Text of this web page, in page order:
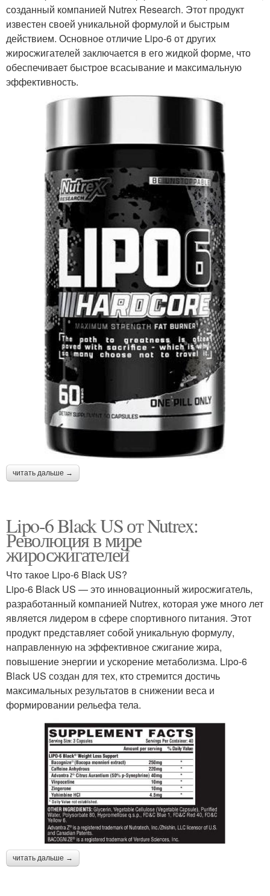
созданный компанией Nutrex Research. Этот продукт
известен своей уникальной формулой и быстрым
действием. Основное отличие Lipo-6 от других
жиросжигателей заключается в его жидкой форме, что
обеспечивает быстрое всасывание и максимальную
эффективность.
читать дальше →
Lipo-6 Black US от Nutrex:
Революция в мире
жиросжигателей
Что такое Lipo-6 Black US?
Lipo-6 Black US — это инновационный жиросжигатель,
разработанный компанией Nutrex, которая уже много лет
является лидером в сфере спортивного питания. Этот
продукт представляет собой уникальную формулу,
направленную на эффективное сжигание жира,
повышение энергии и ускорение метаболизма. Lipo-6
Black US создан для тех, кто стремится достичь
максимальных результатов в снижении веса и
формировании рельефа тела.
читать дальше →